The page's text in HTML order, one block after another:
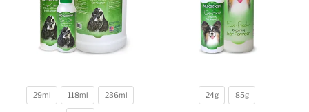
29ml 118ml 236ml
Pojemność
24g 85g